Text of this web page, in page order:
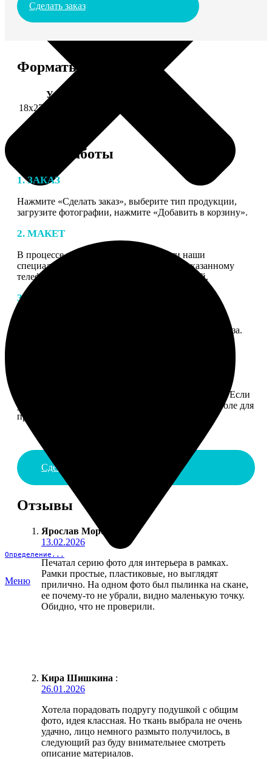
Определение...
Меню
Сделать заказ
Форматы и цены
Услуга
18х27 см 126 частей
Этапы работы
1. ЗАКАЗ
Нажмите «Сделать заказ», выберите тип продукции,
загрузите фотографии, нажмите «Добавить в корзину».
2. МАКЕТ
В процессе подготовки заказа к печати наши
специалисты могут связаться с Вами по указанному
телефону или email для согласования деталей.
3. ИЗГОТОВЛЕНИЕ
получите подтверждение на email с описанием заказа.
Введите адрес и выберите способ доставки заказа. Если
у вас есть промокод, введите его в специальное поле для
промокода.
Сделать заказ
Отзывы
Ярослав Морозов
13.02.2026
Печатал серию фото для интерьера в рамках.
Рамки простые, пластиковые, но выглядят
прилично. На одном фото был пылинка на скане,
ее почему-то не убрали, видно маленькую точку.
Обидно, что не проверили.
Кира Шишкина :
26.01.2026
Хотела порадовать подругу подушкой с общим
фото, идея классная. Но ткань выбрала не очень
удачно, лицо немного размыто получилось, в
следующий раз буду внимательнее смотреть
описание материалов.